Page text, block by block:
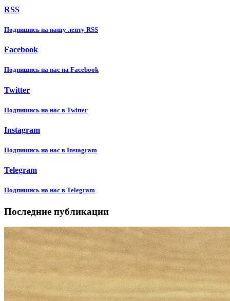
RSS
Подпишиcь на нашу ленту RSS
Facebook
Подпишиcь на нас на Facebook
Twitter
Подпишиcь на нас в Twitter
Instagram
Подпишиcь на нас в Instagram
Telegram
Подпишиcь на нас в Telegram
Последние публикации